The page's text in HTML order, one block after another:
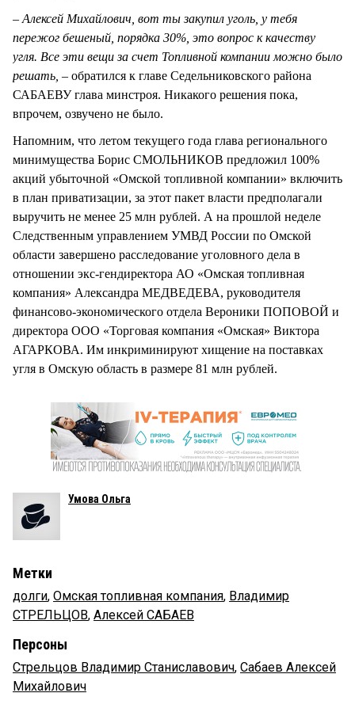
– Алексей Михайлович, вот ты закупил уголь, у тебя
пережог бешеный, порядка 30%, это вопрос к качеству
угля. Все эти вещи за счет Топливной компании можно было
решать, – обратился к главе Седельниковского района
САБАЕВУ глава минстроя. Никакого решения пока,
впрочем, озвучено не было.
Напомним, что летом текущего года глава регионального
минимущества Борис СМОЛЬНИКОВ предложил 100%
акций убыточной «Омской топливной компании» включить
в план приватизации, за этот пакет власти предполагали
выручить не менее 25 млн рублей. А на прошлой неделе
Следственным управлением УМВД России по Омской
области завершено расследование уголовного дела в
отношении экс-гендиректора АО «Омская топливная
компания» Александра МЕДВЕДЕВА, руководителя
финансово-экономического отдела Вероники ПОПОВОЙ и
директора ООО «Торговая компания «Омская» Виктора
АГАРКОВА. Им инкриминируют хищение на поставках
угля в Омскую область в размере 81 млн рублей.
Умова Ольга
Метки
долги, Омская топливная компания, Владимир
СТРЕЛЬЦОВ, Алексей САБАЕВ
Персоны
Стрельцов Владимир Станиславович, Сабаев Алексей
Михайлович